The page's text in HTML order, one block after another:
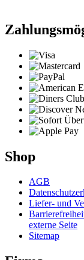
Shop
AGB
Liefer- und
externe Seite
Sitemap